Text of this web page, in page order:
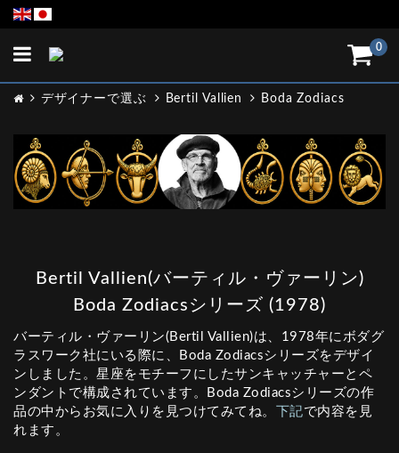
0
Toggle
デザイナーで選ぶ Bertil Vallien Boda Zodiacs
Bertil Vallien(バーティル・ヴァーリン)
Boda Zodiacsシリーズ (1978)
バーティル・ヴァーリン(Bertil Vallien)は、1978年にボダグ
ラスワーク社にいる際に、Boda Zodiacsシリーズをデザイ
ンしました。星座をモチーフにしたサンキャッチャーとペ
ンダントで構成されています。Boda Zodiacsシリーズの作
品の中からお気に入りを見つけてみてね。 下記で内容を見
れます。